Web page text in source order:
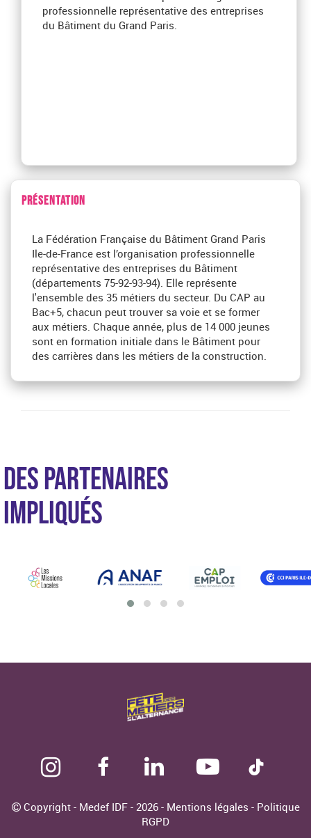
professionnelle représentative des entreprises
du Bâtiment du Grand Paris.
PRÉSENTATION
La Fédération Française du Bâtiment Grand Paris
Ile-de-France est l’organisation professionnelle
représentative des entreprises du Bâtiment
(départements 75-92-93-94). Elle représente
l'ensemble des 35 métiers du secteur. Du CAP au
Bac+5, chacun peut trouver sa voie et se former
aux métiers. Chaque année, plus de 14 000 jeunes
sont en formation initiale dans le Bâtiment pour
des carrières dans les métiers de la construction.
DES PARTENAIRES
IMPLIQUÉS
Copyright - Medef IDF - 2026 - Mentions légales - Politique
RGPD